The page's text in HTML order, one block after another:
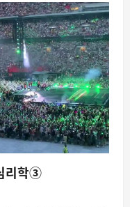
리학③